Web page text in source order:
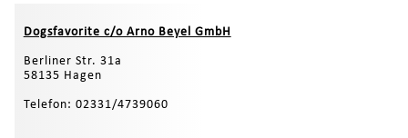
Dogsfavorite c/o Arno Beyel GmbH
Berliner Str. 31a
58135 Hagen
Telefon: 02331/4739060